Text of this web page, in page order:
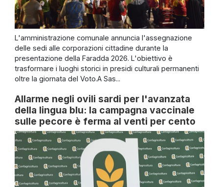
L'amministrazione comunale annuncia l'assegnazione
delle sedi alle corporazioni cittadine durante la
presentazione della Faradda 2026. L'obiettivo è
trasformare i luoghi storici in presidi culturali permanenti
oltre la giornata del Voto.A Sas...
Allarme negli ovili sardi per l'avanzata
della lingua blu: la campagna vaccinale
sulle pecore è ferma al venti per cento